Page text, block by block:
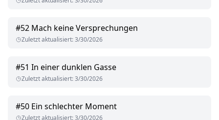
#52 Mach keine Versprechungen
Zuletzt aktualisiert:3/30/2026
#51 In einer dunklen Gasse
Zuletzt aktualisiert:3/30/2026
#50 Ein schlechter Moment
Zuletzt aktualisiert:3/30/2026